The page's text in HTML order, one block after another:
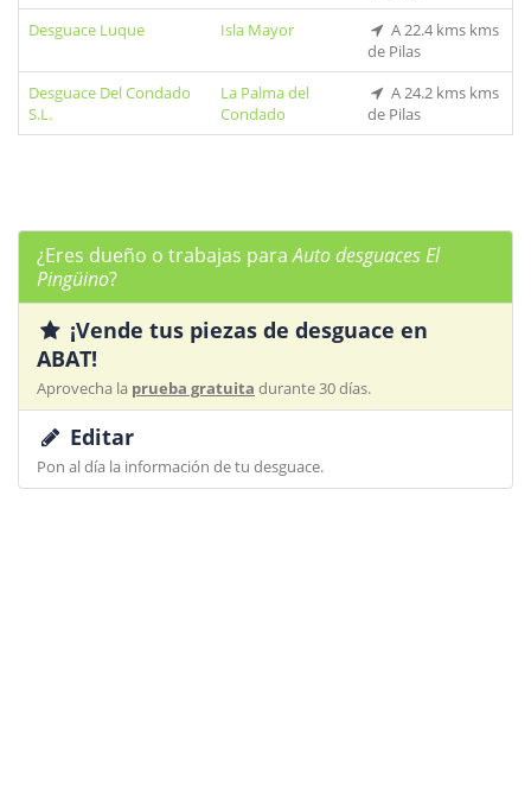
Desguace Luque
Isla Mayor
A 22.4 kms kms
de Pilas
Desguace Del Condado
S.L.
La Palma del
Condado
A 24.2 kms kms
de Pilas
¿Eres dueño o trabajas paraAuto desguaces El
Pingüino?
¡Vende tus piezas de desguace en
ABAT!
Aprovecha la prueba gratuita durante 30 días.
Editar
Pon al día la información de tu desguace.